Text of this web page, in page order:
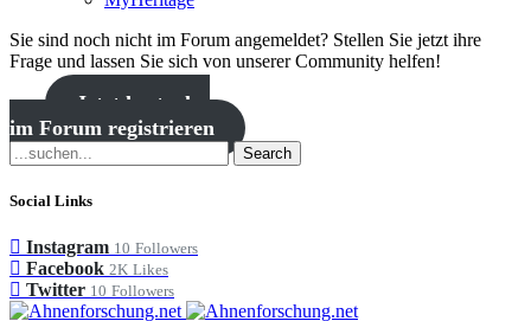
Sie sind noch nicht im Forum angemeldet? Stellen Sie jetzt ihre
Frage und lassen Sie sich von unserer Community helfen!
Jetzt kostenlos
im Forum registrieren
Search
Social Links
Instagram 10 Followers
Facebook 2K Likes
Twitter 10 Followers